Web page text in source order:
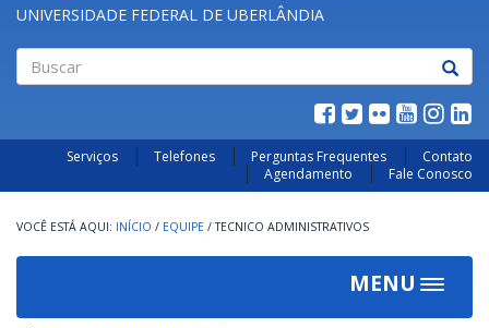
UNIVERSIDADE FEDERAL DE UBERLÂNDIA
Serviços Telefones Perguntas Frequentes
Contato
Agendamento
Fale Conosco
INÍCIO / EQUIPE / TECNICO ADMINISTRATIVOS
MENU
Toggle